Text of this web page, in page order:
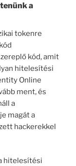
a
tokenre
kód, amit
hitelesítési
Online
ment, és
a
magát a
hackerekkel
hitelesítési